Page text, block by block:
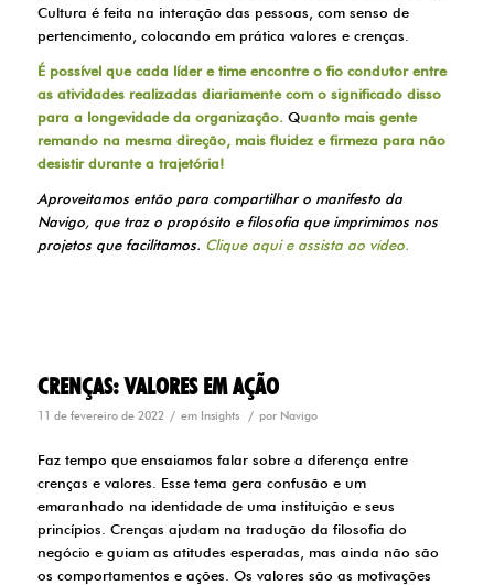
Cultura é feita na interação das pessoas, com senso de
pertencimento, colocando em prática valores e crenças.
É possível que cada líder e time encontre o fio condutor entre
as atividades realizadas diariamente com o significado disso
para a longevidade da organização.Quanto mais gente
remando na mesma direção, mais fluidez e firmeza para não
desistir durante a trajetória!
Aproveitamos então para compartilhar o manifesto da
Navigo, que traz o propósito e filosofia que imprimimos nos
projetos que facilitamos. Clique aqui e assista ao vídeo.
CRENÇAS: VALORES EM AÇÃO
11 de fevereiro de 2022 / em Insights / por Navigo
Faz tempo que ensaiamos falar sobre a diferença entre
crenças e valores. Esse tema gera confusão e um
emaranhado na identidade de uma instituição e seus
princípios. Crenças ajudam na tradução da filosofia do
negócio e guiam as atitudes esperadas, mas ainda não são
os comportamentos e ações. Os valores são as motivações